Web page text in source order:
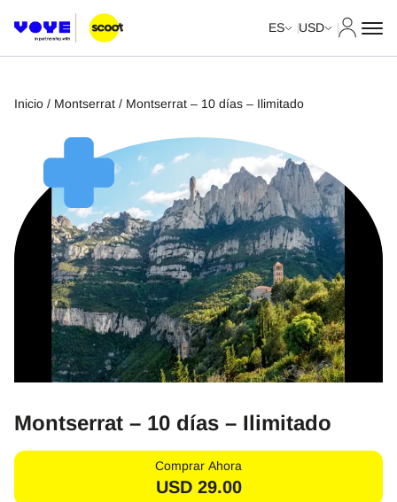
ES USD
Inicio / Montserrat / Montserrat – 10 días – Ilimitado
Montserrat – 10 días – Ilimitado
Comprar Ahora
USD 29.00